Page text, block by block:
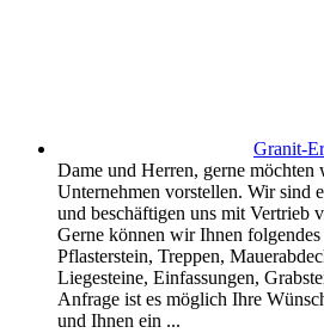
Granit-
Dame und Herren, gerne möchten
Unternehmen vorstellen. Wir sind
und beschäftigen uns mit Vertrieb
Gerne können wir Ihnen folgendes
Pflasterstein, Treppen,
Liegesteine, Einfassungen,
Anfrage ist es möglich Ihre
und Ihnen ein ...